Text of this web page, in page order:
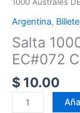
Argentina,
Salta
EC#072
$ 10.00